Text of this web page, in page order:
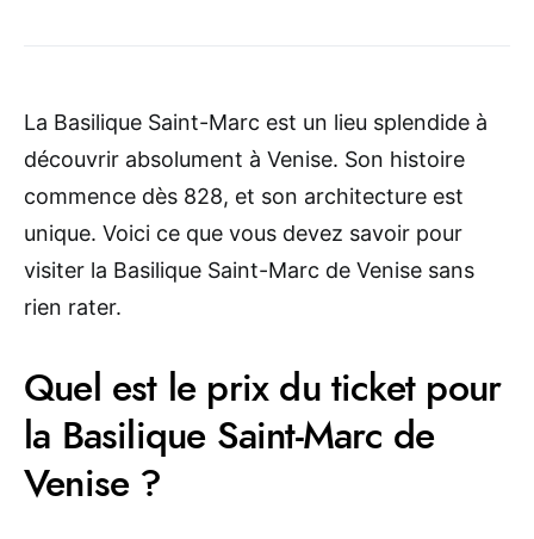
La Basilique Saint-Marc est un lieu splendide à
découvrir absolument à Venise. Son histoire
commence dès 828, et son architecture est
unique. Voici ce que vous devez savoir pour
visiter la Basilique Saint-Marc de Venise sans
rien rater.
Quel est le prix du ticket pour
la Basilique Saint-Marc de
Venise ?